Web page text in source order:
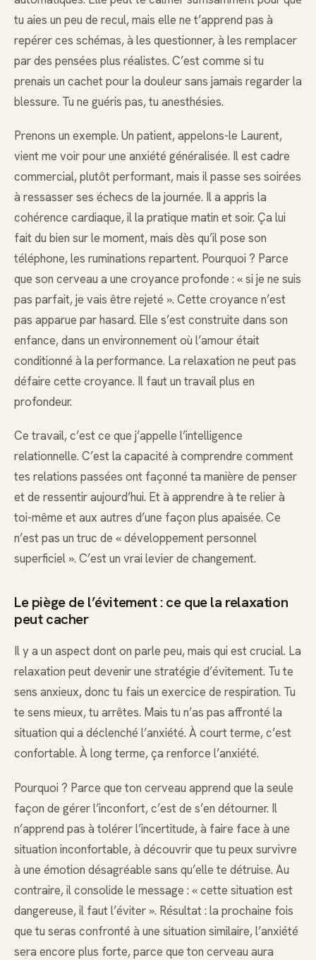
tu aies un peu de recul, mais elle ne t’apprend pas à
repérer ces schémas, à les questionner, à les remplacer
par des pensées plus réalistes. C’est comme si tu
prenais un cachet pour la douleur sans jamais regarder la
blessure. Tu ne guéris pas, tu anesthésies.
Prenons un exemple. Un patient, appelons-le Laurent,
vient me voir pour une anxiété généralisée. Il est cadre
commercial, plutôt performant, mais il passe ses soirées
à ressasser ses échecs de la journée. Il a appris la
cohérence cardiaque, il la pratique matin et soir. Ça lui
fait du bien sur le moment, mais dès qu’il pose son
téléphone, les ruminations repartent. Pourquoi ? Parce
que son cerveau a une croyance profonde : « si je ne suis
pas parfait, je vais être rejeté ». Cette croyance n’est
pas apparue par hasard. Elle s’est construite dans son
enfance, dans un environnement où l’amour était
conditionné à la performance. La relaxation ne peut pas
défaire cette croyance. Il faut un travail plus en
profondeur.
Ce travail, c’est ce que j’appelle l’intelligence
relationnelle. C’est la capacité à comprendre comment
tes relations passées ont façonné ta manière de penser
et de ressentir aujourd’hui. Et à apprendre à te relier à
toi-même et aux autres d’une façon plus apaisée. Ce
n’est pas un truc de « développement personnel
superficiel ». C’est un vrai levier de changement.
Le piège de l’évitement : ce que la relaxation
peut cacher
Il y a un aspect dont on parle peu, mais qui est crucial. La
relaxation peut devenir une stratégie d’évitement. Tu te
sens anxieux, donc tu fais un exercice de respiration. Tu
te sens mieux, tu arrêtes. Mais tu n’as pas affronté la
situation qui a déclenché l’anxiété. À court terme, c’est
confortable. À long terme, ça renforce l’anxiété.
Pourquoi ? Parce que ton cerveau apprend que la seule
façon de gérer l’inconfort, c’est de s’en détourner. Il
n’apprend pas à tolérer l’incertitude, à faire face à une
situation inconfortable, à découvrir que tu peux survivre
à une émotion désagréable sans qu’elle te détruise. Au
contraire, il consolide le message : « cette situation est
dangereuse, il faut l’éviter ». Résultat : la prochaine fois
que tu seras confronté à une situation similaire, l’anxiété
sera encore plus forte, parce que ton cerveau aura